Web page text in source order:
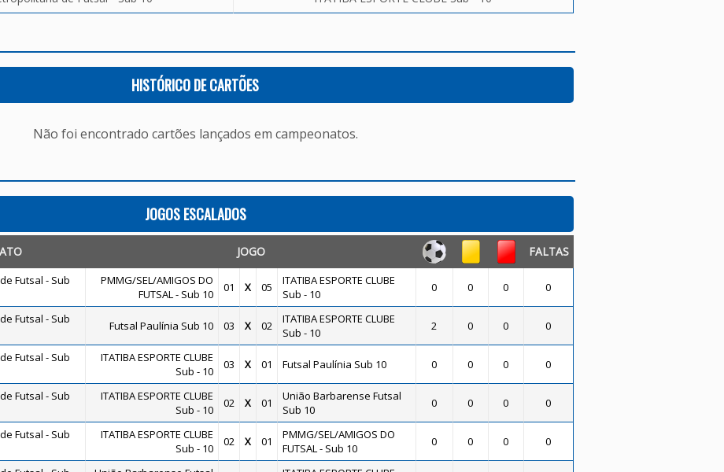
HISTÓRICO DE CARTÕES
Não foi encontrado cartões lançados em campeonatos.
JOGOS ESCALADOS
JOGO FALTAS
Futsal - Sub
PMMG/SEL/AMIGOS DO
FUTSAL - Sub 10
01 X 05
ITATIBA ESPORTE CLUBE
Sub - 10
0 0 0 0
Futsal - Sub
Futsal Paulínia Sub 10 03 X 02
ITATIBA ESPORTE CLUBE
Sub - 10
2 0 0 0
Futsal - Sub
ITATIBA ESPORTE CLUBE
Sub - 10
03 X 01 Futsal Paulínia Sub 10 0 0 0 0
Futsal - Sub
ITATIBA ESPORTE CLUBE
Sub - 10
02 X 01
União Barbarense Futsal
Sub 10
0 0 0 0
Futsal - Sub
ITATIBA ESPORTE CLUBE
Sub - 10
02 X 01
PMMG/SEL/AMIGOS DO
FUTSAL - Sub 10
0 0 0 0